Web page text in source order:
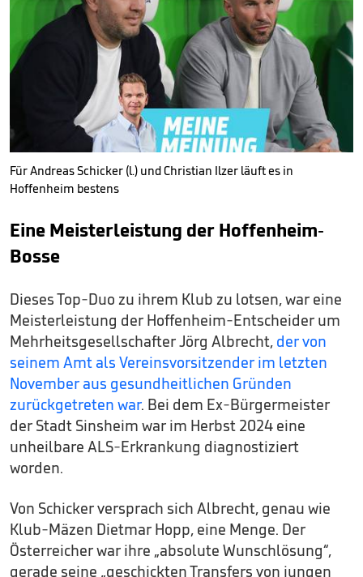
Für Andreas Schicker (l.) und Christian Ilzer läuft es in
Hoffenheim bestens
Eine Meisterleistung der Hoffenheim-
Bosse
Dieses Top-Duo zu ihrem Klub zu lotsen, war eine
Meisterleistung der Hoffenheim-Entscheider um
Mehrheitsgesellschafter Jörg Albrecht, der von
seinem Amt als Vereinsvorsitzender im letzten
November aus gesundheitlichen Gründen
zurückgetreten war. Bei dem Ex-Bürgermeister
der Stadt Sinsheim war im Herbst 2024 eine
unheilbare ALS-Erkrankung diagnostiziert
worden.
Von Schicker versprach sich Albrecht, genau wie
Klub-Mäzen Dietmar Hopp, eine Menge. Der
Österreicher war ihre „absolute Wunschlösung“,
gerade seine „geschickten Transfers von jungen